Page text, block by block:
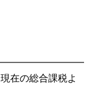
在の総合課税よ